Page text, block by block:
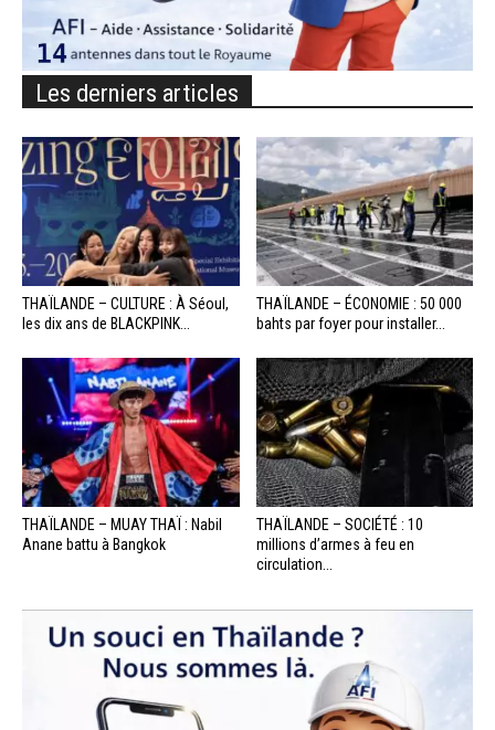
Les derniers articles
THAÏLANDE – CULTURE : À Séoul,
les dix ans de BLACKPINK...
THAÏLANDE – ÉCONOMIE : 50 000
bahts par foyer pour installer...
THAÏLANDE – MUAY THAÏ : Nabil
Anane battu à Bangkok
THAÏLANDE – SOCIÉTÉ : 10
millions d’armes à feu en
circulation...